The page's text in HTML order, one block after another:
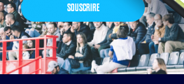
SOUSCRIRE